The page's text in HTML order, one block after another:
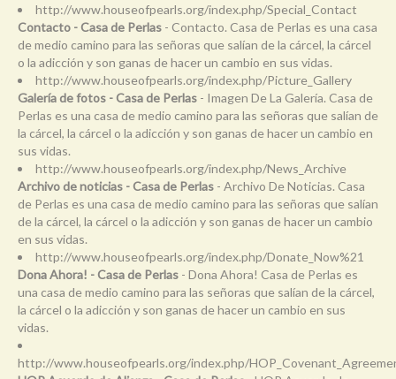
http://www.houseofpearls.org/index.php/Special_Contact
Contacto - Casa de Perlas - Contacto. Casa de Perlas es una casa
de medio camino para las señoras que salían de la cárcel, la cárcel
o la adicción y son ganas de hacer un cambio en sus vidas.
http://www.houseofpearls.org/index.php/Picture_Gallery
Galería de fotos - Casa de Perlas - Imagen De La Galería. Casa de
Perlas es una casa de medio camino para las señoras que salían de
la cárcel, la cárcel o la adicción y son ganas de hacer un cambio en
sus vidas.
http://www.houseofpearls.org/index.php/News_Archive
Archivo de noticias - Casa de Perlas - Archivo De Noticias. Casa
de Perlas es una casa de medio camino para las señoras que salían
de la cárcel, la cárcel o la adicción y son ganas de hacer un cambio
en sus vidas.
http://www.houseofpearls.org/index.php/Donate_Now%21
Dona Ahora! - Casa de Perlas - Dona Ahora! Casa de Perlas es
una casa de medio camino para las señoras que salían de la cárcel,
la cárcel o la adicción y son ganas de hacer un cambio en sus
vidas.
http://www.houseofpearls.org/index.php/